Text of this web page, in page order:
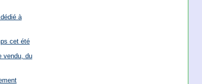
à
cet été
vendu, du